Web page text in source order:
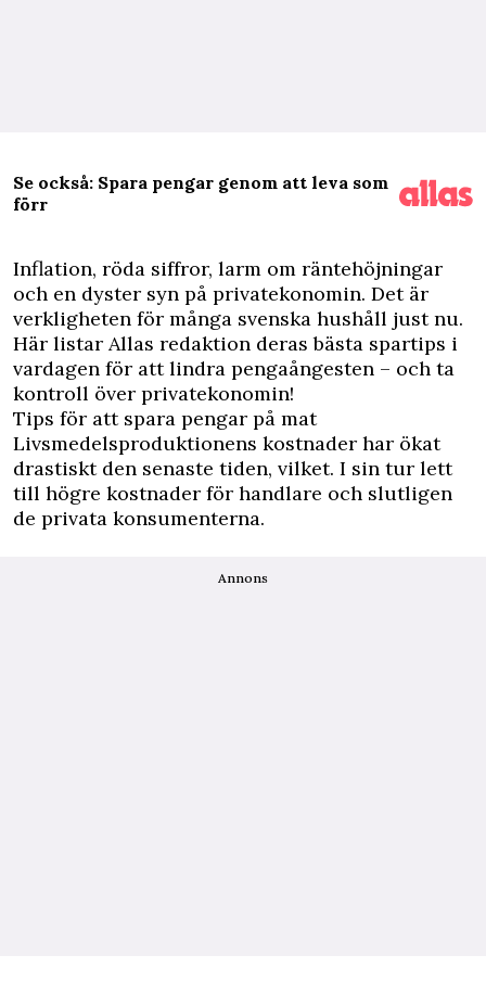
Se också: Spara pengar genom att leva som
förr
Inflation, röda siffror, larm om räntehöjningar
och en dyster syn på privatekonomin. Det är
verkligheten för många svenska hushåll just nu.
Här listar Allas redaktion deras bästa spartips i
vardagen för att lindra pengaångesten – och ta
kontroll över privatekonomin!
Tips för att spara pengar på mat
Livsmedelsproduktionens kostnader har ökat
drastiskt den senaste tiden, vilket. I sin tur lett
till högre kostnader för handlare och slutligen
de privata konsumenterna.
Annons